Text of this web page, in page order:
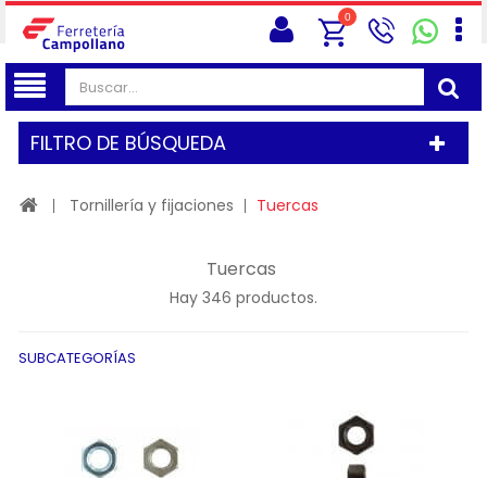
0
FILTRO DE BÚSQUEDA
Tornillería y fijaciones Tuercas
Tuercas
Hay 346 productos.
SUBCATEGORÍAS